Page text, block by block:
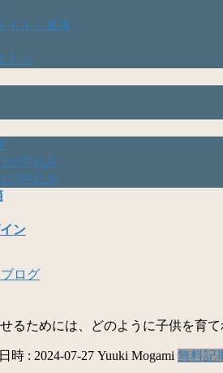
イル・健康
人へ
お申込み
お申込み
ン
ブログ
るためには、どのように子供を育て
時 : 2024-07-27 Yuuki Mogami 無料記